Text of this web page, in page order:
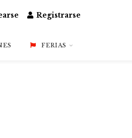
Registrarse
FERIAS